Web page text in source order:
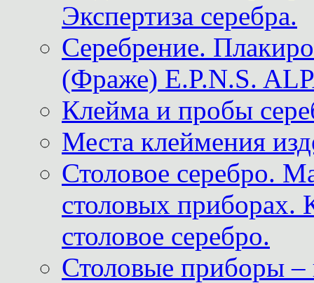
Экспертиза серебра.
Серебрение.
(Фраже) E.P.N.S.
Клейма и пробы
Места клеймения
Столовое серебро.
столовых приборах.
столовое серебро.
Столовые приборы –